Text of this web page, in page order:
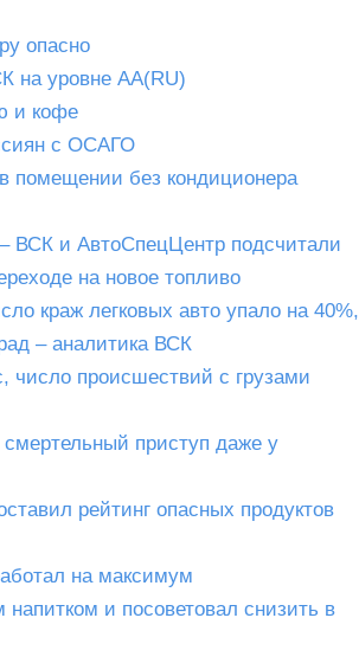
опасно
на уровне АА(RU)
и кофе
с ОСАГО
помещении без кондиционера
ВСК и АвтоСпецЦентр подсчитали
на новое топливо
краж легковых авто упало на 40%,
– аналитика ВСК
число происшествий с грузами
приступ даже у
рейтинг опасных продуктов
на максимум
и посоветовал снизить в